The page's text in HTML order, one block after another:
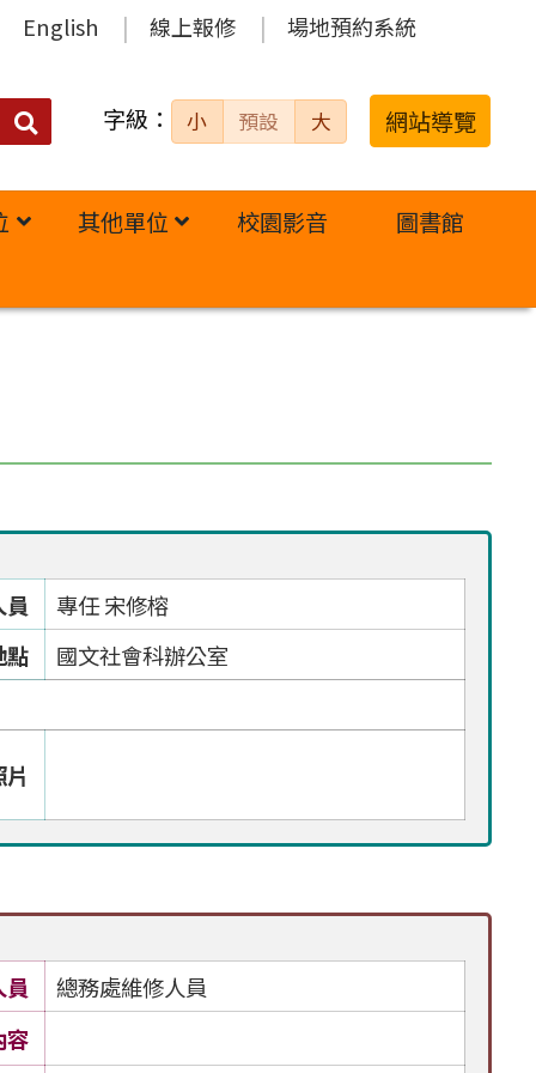
English 線上報修 場地預約系統
搜
字級： 小 預設 大 網站導覽
其他單位 校園影音 圖書館
員
專任 宋修榕
點
國文社會科辦公室
總務處維修人員
容